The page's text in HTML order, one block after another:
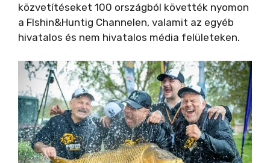
közvetítéseket 100 országból követték nyomon
a FIshin&Huntig Channelen, valamit az egyéb
hivatalos és nem hivatalos média felületeken.